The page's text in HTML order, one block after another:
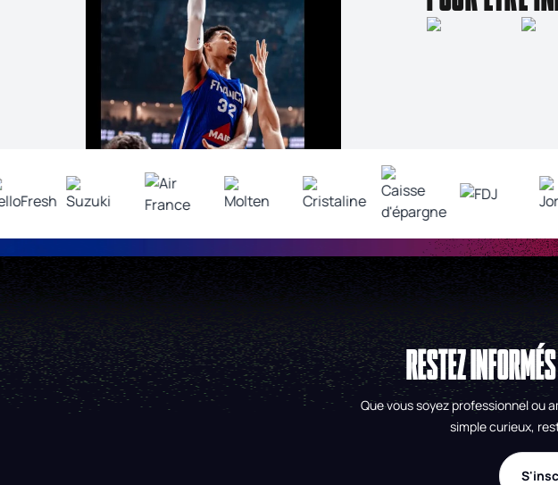
RESTEZ
Que vous soyez professionnel ou
simple curieux,